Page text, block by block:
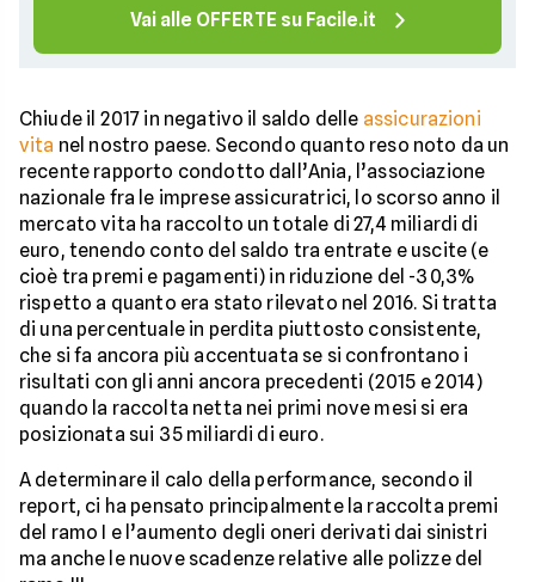
Vai alle OFFERTE su Facile.it
Chiude il 2017 in negativo il saldo delle assicurazioni
vita nel nostro paese. Secondo quanto reso noto da un
recente rapporto condotto dall’Ania, l’associazione
nazionale fra le imprese assicuratrici, lo scorso anno il
mercato vita ha raccolto un totale di 27,4 miliardi di
euro, tenendo conto del saldo tra entrate e uscite (e
cioè tra premi e pagamenti) in riduzione del -30,3%
rispetto a quanto era stato rilevato nel 2016. Si tratta
di una percentuale in perdita piuttosto consistente,
che si fa ancora più accentuata se si confrontano i
risultati con gli anni ancora precedenti (2015 e 2014)
quando la raccolta netta nei primi nove mesi si era
posizionata sui 35 miliardi di euro.
A determinare il calo della performance, secondo il
report, ci ha pensato principalmente la raccolta premi
del ramo I e l’aumento degli oneri derivati dai sinistri
ma anche le nuove scadenze relative alle polizze del